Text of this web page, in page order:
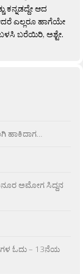
ಆದ
ಎಲ್ಲರೂ ಹಾಗೆಯೇ
ಬರೆಯಿರಿ, ಅಶ್ಟೇ.
ಹಾಕಿದಾಗ…
ಅಮೋಗ ಸಿದ್ದನ
ಓದು – 13ನೆಯ